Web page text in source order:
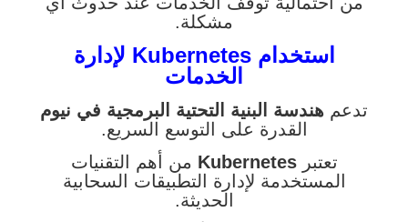
مشكلة.
استخدام Kubernetes لإدارة
الخدمات
تدعم هندسة البنية التحتية البرمجية في نيوم
القدرة على التوسع السريع.
تعتبرKubernetes من أهم التقنيات
المستخدمة لإدارة التطبيقات السحابية
الحديثة.